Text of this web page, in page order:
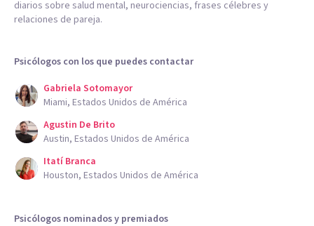
diarios sobre salud mental, neurociencias, frases célebres y
relaciones de pareja.
Psicólogos con los que puedes contactar
Gabriela Sotomayor
Miami, Estados Unidos de América
Agustin De Brito
Austin, Estados Unidos de América
Itatí Branca
Houston, Estados Unidos de América
Psicólogos nominados y premiados